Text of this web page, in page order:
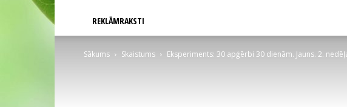
REKLĀMRAKSTI
Sākums Skaistums Eksperiments: 30 apģērbi 30 dienām. Jauns. 2.